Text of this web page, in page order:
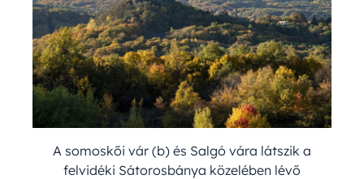
A somoskői vár (b) és Salgó vára látszik a
felvidéki Sátorosbánya közelében lévő